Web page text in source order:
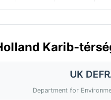
Karib-
UK
Department for